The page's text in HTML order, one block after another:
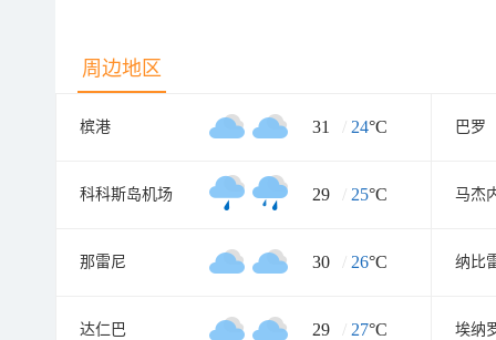
周边地区
槟港 31 / 24°C 巴罗
科科斯岛机场 29 / 25°C 马杰
那雷尼 30 / 26°C 纳比
达仁巴 29 / 27°C 埃纳